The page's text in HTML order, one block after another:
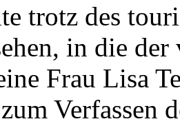
trotz des
in die
Frau Lisa
Verfassen